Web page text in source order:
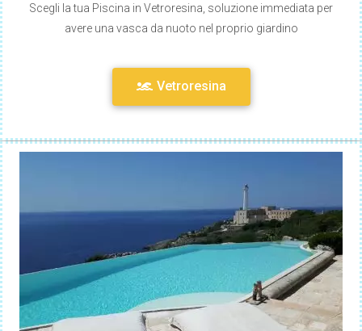
Scegli la tua Piscina in Vetroresina, soluzione immediata per
avere una vasca da nuoto nel proprio giardino
Vetroresina